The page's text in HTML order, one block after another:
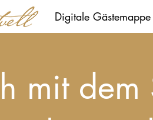
Digitale
mit dem